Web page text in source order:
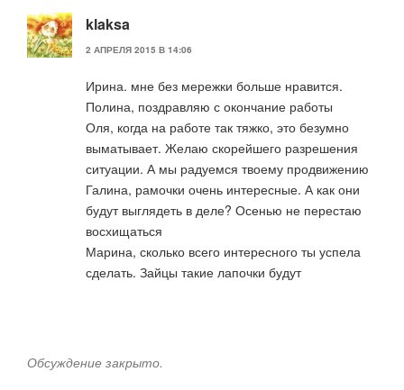
klaksa
2 АПРЕЛЯ 2015 В 14:06
Ирина. мне без мережки больше нравится.
Полина, поздравляю с окончание работы
Оля, когда на работе так тяжко, это безумно
выматывает. Желаю скорейшего разрешения
ситуации. А мы радуемся твоему продвижению
Галина, рамочки очень интересные. А как они
будут выглядеть в деле? Осенью не перестаю
восхищаться
Марина, сколько всего интересного ты успела
сделать. Зайцы такие лапочки будут
Обсуждение закрыто.